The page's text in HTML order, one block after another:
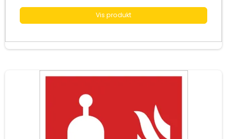
Vis produkt